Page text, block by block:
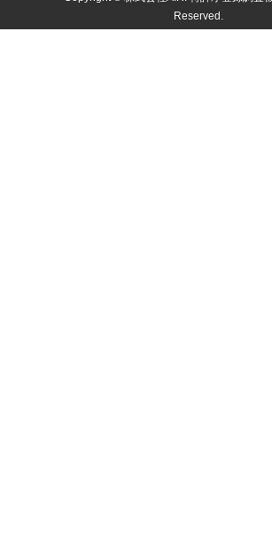
Reserved.